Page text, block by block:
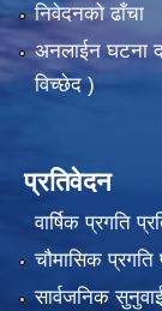
निवेदनको ढाँचा
अनलाईन घटना
विच्छेद )
प्रतिवेदन
वार्षिक प्रगति
चौमासिक प्रगति
सार्वजनिक